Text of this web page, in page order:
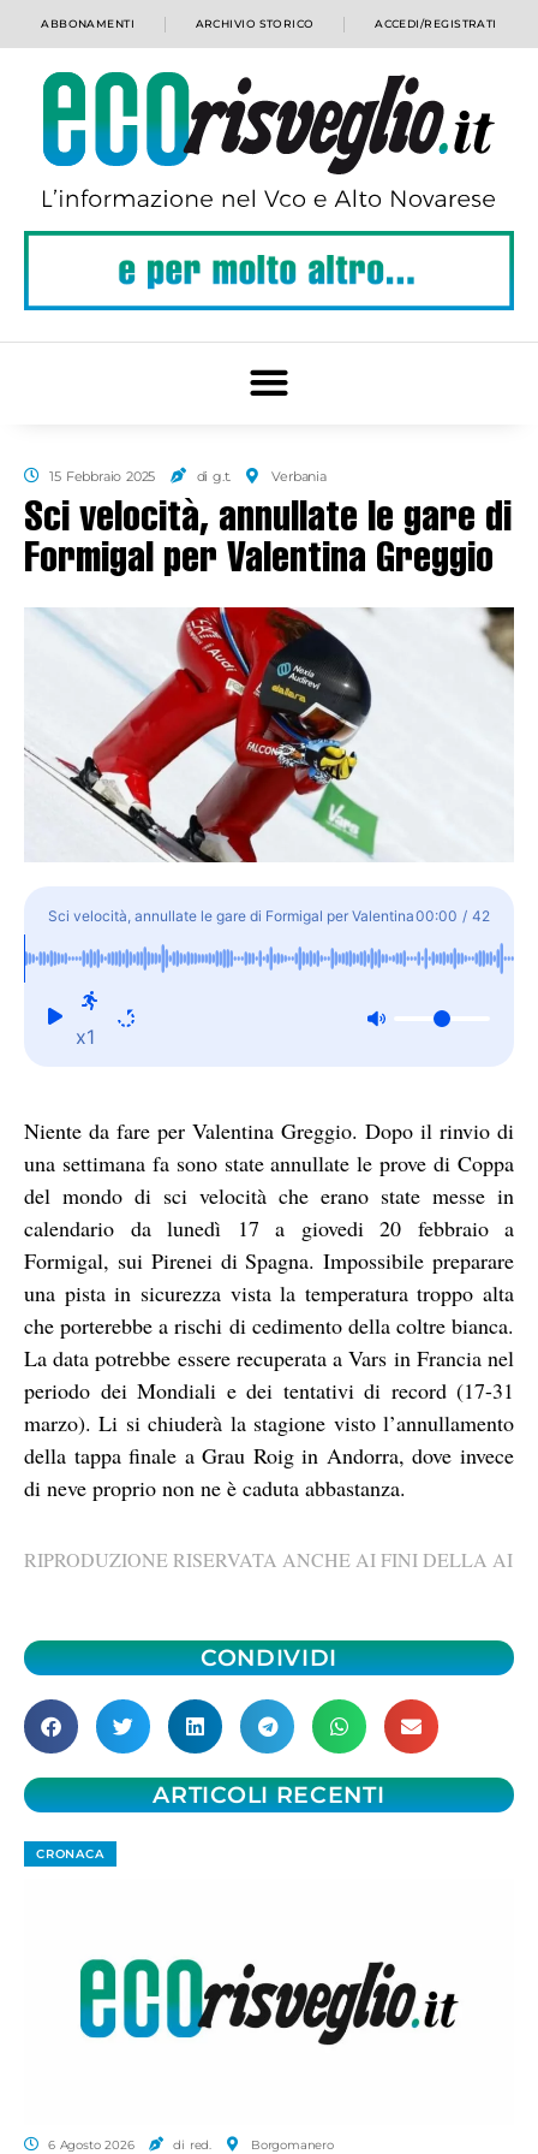
ABBONAMENTI ARCHIVIO STORICO ACCEDI/REGISTRATI
15 Febbraio 2025 di g.t. Verbania
Sci velocità, annullate le gare di
Formigal per Valentina Greggio
Sci velocità, annullate le gare di Formigal per Valentina
Greggio
00:00 / 42
x1
Niente da fare per Valentina Greggio. Dopo il rinvio di
una settimana fa sono state annullate le prove di Coppa
del mondo di sci velocità che erano state messe in
calendario da lunedì 17 a giovedi 20 febbraio a
Formigal, sui Pirenei di Spagna. Impossibile preparare
una pista in sicurezza vista la temperatura troppo alta
che porterebbe a rischi di cedimento della coltre bianca.
La data potrebbe essere recuperata a Vars in Francia nel
periodo dei Mondiali e dei tentativi di record (17-31
marzo). Li si chiuderà la stagione visto l’annullamento
della tappa finale a Grau Roig in Andorra, dove invece
di neve proprio non ne è caduta abbastanza.
RIPRODUZIONE RISERVATA ANCHE AI FINI DELLA AI
CONDIVIDI
ARTICOLI RECENTI
CRONACA
6 Agosto 2026 di red. Borgomanero